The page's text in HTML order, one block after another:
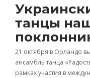
танцы
21 октября в Орландо
ансамбль танца
рамках участия в